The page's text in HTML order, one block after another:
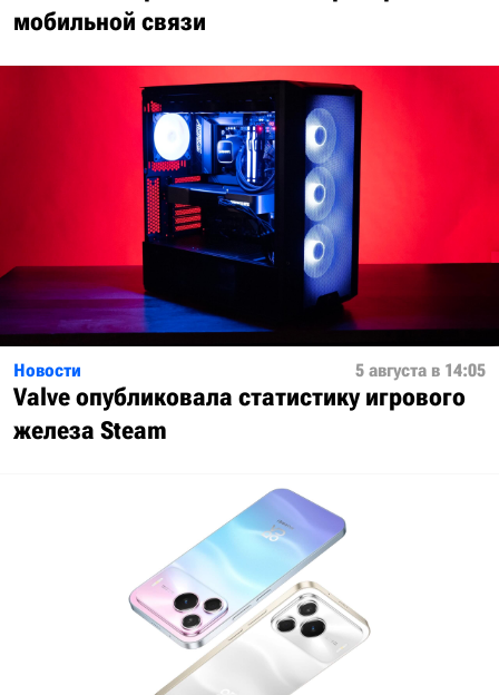
мобильной связи
Новости 5 августа в 14:05
Valve опубликовала статистику игрового
железа Steam